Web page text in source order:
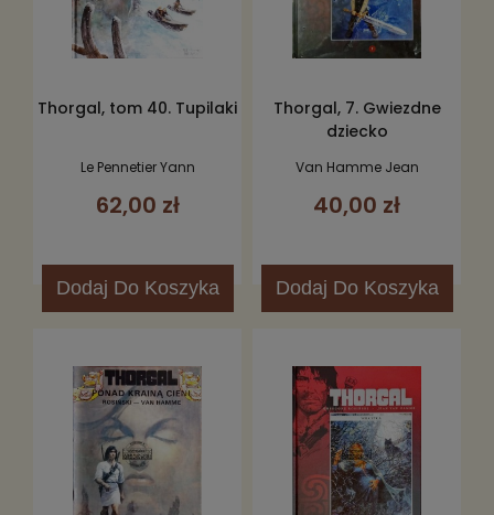
Thorgal, tom 40. Tupilaki
Le Pennetier Yann
62,00 zł
Dodaj Do Koszyka
Thorgal, 7. Gwiezdne
dziecko
Van Hamme Jean
40,00 zł
Dodaj Do Koszyka